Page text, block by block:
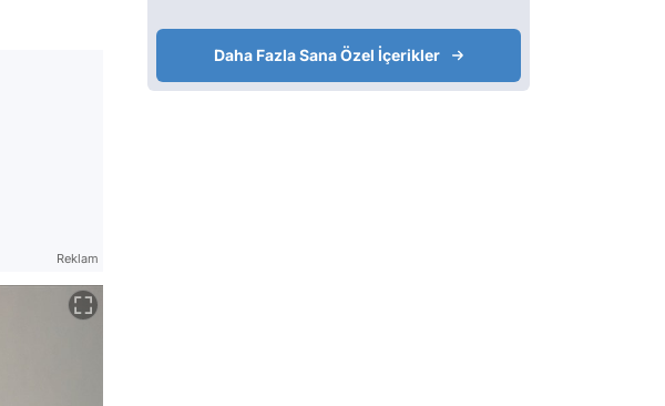
Reklam
Daha Fazla Sana Özel İçerikler